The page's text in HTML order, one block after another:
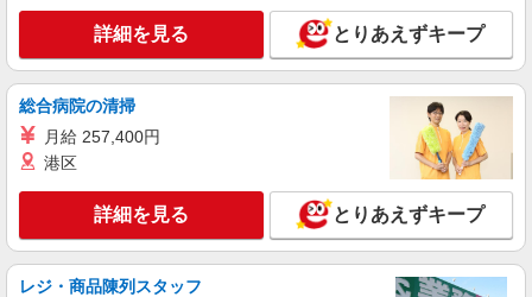
詳細を見る とりあえずキープ
総合病院の清掃
月給 257,400円
港区
詳細を見る とりあえずキープ
レジ・商品陳列スタッフ